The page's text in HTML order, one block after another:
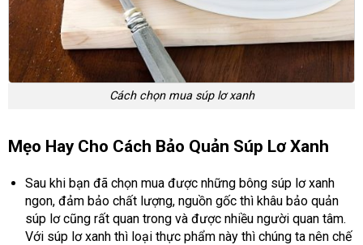
Cách chọn mua súp lơ xanh
Mẹo Hay Cho Cách Bảo Quản Súp Lơ Xanh
Sau khi bạn đã chọn mua được những bông súp lơ xanh
ngon, đảm bảo chất lượng, nguồn gốc thì khâu bảo quản
súp lơ cũng rất quan trong và được nhiều người quan tâm.
Với súp lơ xanh thì loại thực phẩm này thì chúng ta nên chế